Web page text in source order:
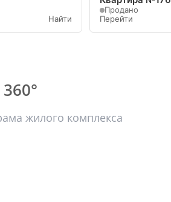
Найти
Продано
Перейти
жилого комплекса